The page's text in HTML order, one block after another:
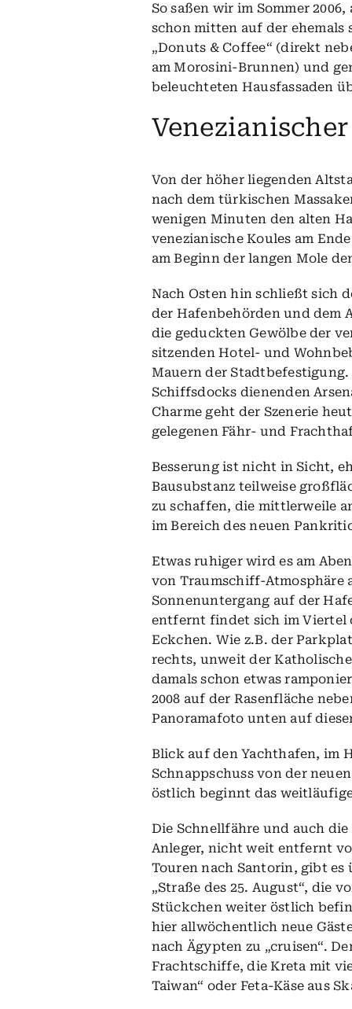
So saßen wir im Sommer
schon mitten auf der ehemals
„Donuts & Coffee“ (direkt
am Morosini-Brunnen) und
beleuchteten Hausfassaden
Von der höher liegenden
nach dem türkischen
wenigen Minuten den alten
venezianischeKoules am
am Beginn der langen Mole
Nach Osten hin schließt sich
der Hafenbehörden und dem
die geduckten Gewölbe der
sitzenden Hotel- und
Mauern der Stadtbefestigung.
Schiffsdocks dienenden
Charme geht der Szenerie
gelegenen Fähr- und
Besserung ist nicht in Sicht,
Bausubstanz teilweise
zu schaffen, die mittlerweile
im Bereich des neuen
Etwas ruhiger wird es am
von Traumschiff-Atmosphäre
Sonnenuntergang auf der
entfernt findet sich im Viertel
Eckchen. Wie z.B. der
rechts, unweit der
damals schon etwas
2008 auf der Rasenfläche
Panoramafoto unten auf
Blick auf den Yachthafen, im
Schnappschuss von der
östlich beginnt das
Die Schnellfähre und auch
Anleger, nicht weit entfernt
Touren nach Santorin, gibt es
„Straße des 25. August“, die
Stückchen weiter östlich
hier allwöchentlich neue
nach Ägypten zu „cruisen“.
Frachtschiffe, die Kreta mit
Taiwan“ oder Feta-Käse aus